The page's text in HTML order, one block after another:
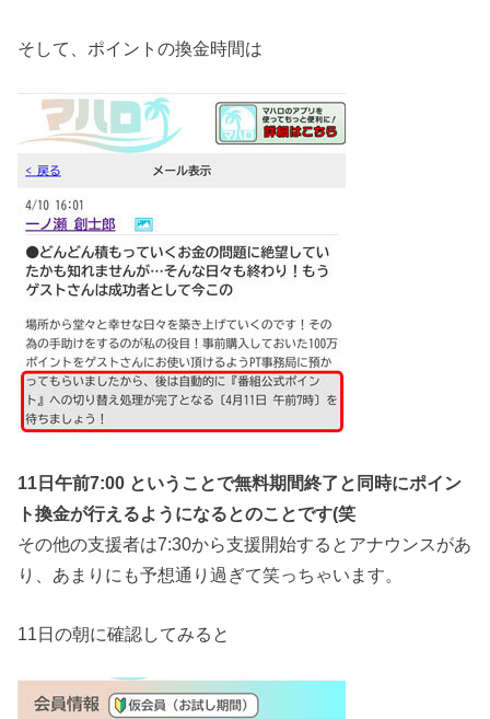
そして、ポイントの換金時間は
11日午前7:00 ということで無料期間終了と同時にポイン
ト換金が行えるようになるとのことです(笑
その他の支援者は7:30から支援開始するとアナウンスがあ
り、あまりにも予想通り過ぎて笑っちゃいます。
11日の朝に確認してみると